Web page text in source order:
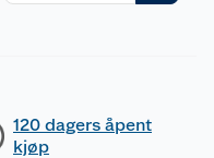
120 dagers åpent
kjøp